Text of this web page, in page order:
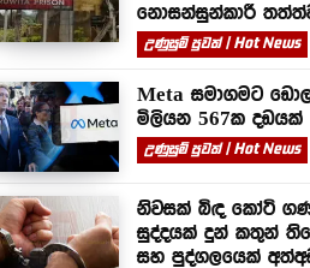
නොසන්සුන්කාරී
උණුසුම් පුවත් | Hot News
Meta සමාගමට
මිලියන 567ක දඩයක්
උණුසුම් පුවත් | Hot News
නිවසක් බිඳ කෝටි
සුද්දයක් දුන් කතුන්
සහ පුද්ගලයෙක්